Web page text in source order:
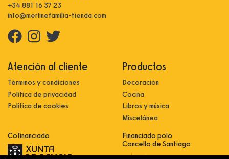
+34 881 16 37 23
info@merlinefamilia-tienda.com
Atención al cliente
Términos y condiciones
Política de privacidad
Política de cookies
Productos
Decoración
Cocina
Libros y música
Miscelánea
Cofinanciado
Financiado polo
Concello de Santiago